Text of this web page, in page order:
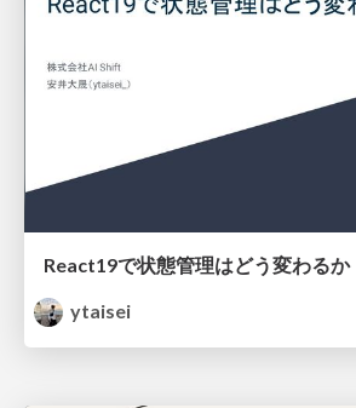
React19で状態管理はどう変わるか
ytaisei